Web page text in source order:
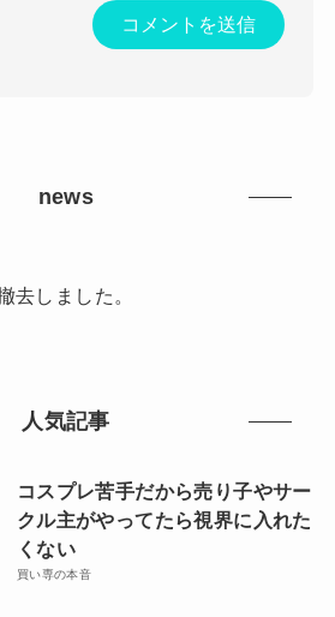
news
去しました。
人気記事
コスプレ苦手だから売り子やサー
クル主がやってたら視界に入れた
くない
買い専の本音